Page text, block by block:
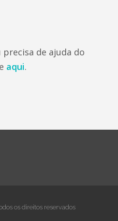
precisa de ajuda do
aqui.
os direitos reservados